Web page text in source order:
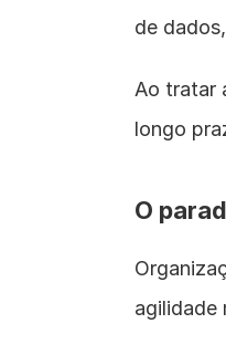
de
Ao tratar
longo
O
agilidade